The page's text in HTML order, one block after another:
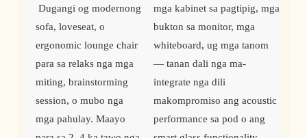
sofa, loveseat, o
ergonomic lounge chair
para sa relaks nga mga
miting, brainstorming
session, o mubo nga
mga pahulay. Maayo
mga kabinet sa pagtipig, mga
bukton sa monitor, mga
whiteboard, ug mga tanom
— tanan dali nga ma-
integrate nga dili
makompromiso ang acoustic
performance sa pod o ang